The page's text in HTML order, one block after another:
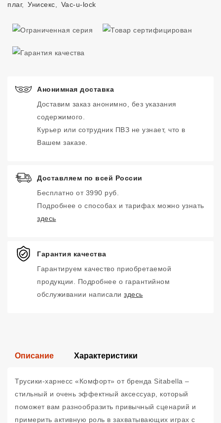
плаг, Унисекс Vac-u-lock
Анонимная доставка
Доставим заказ анонимно, без указания
содержимого.
Курьер или сотрудник ПВЗ не узнает, что в
Вашем заказе.
Доставляем по всей России
Бесплатно от 3990 руб.
Подробнее о способах и тарифах можно узнать
здесь
Гарантия качества
Гарантируем качество приобретаемой
продукции. Подробнее о гарантийном
обслуживании написали здесь
Описание Характеристики
Трусики-харнесс «Комфорт» от бренда Sitabella –
стильный и очень эффектный аксессуар, который
поможет вам разнообразить привычный сценарий и
примерить активную роль в захватывающих играх с